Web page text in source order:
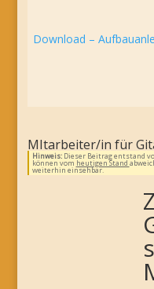
Download –
MItarbeiter/in für
Hinweis:Dieser Beitrag entstand
können vom heutigen Stand
weiterhin einsehbar.